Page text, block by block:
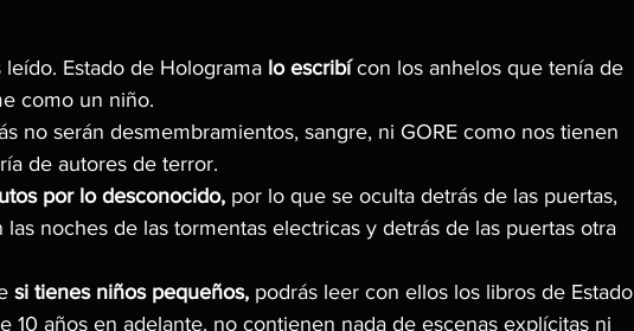
Estado de Holograma lo escribí con los anhelos que tenía de
como un niño.
no serán desmembramientos, sangre, ni GORE como nos tienen
de autores de terror.
por lo desconocido, por lo que se oculta detrás de las puertas,
las noches de las tormentas electricas y detrás de las puertas otra
si tienes niños pequeños, podrás leer con ellos los libros de Estado
10 años en adelante, no contienen nada de escenas explícitas ni